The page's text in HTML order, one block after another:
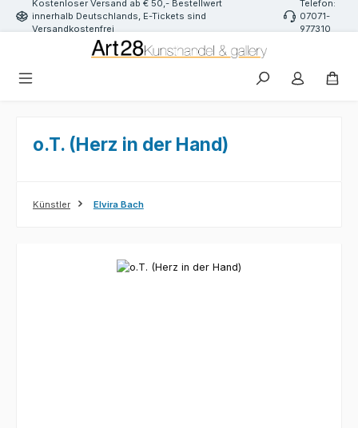
Zum Hauptinhalt springen
Kostenloser Versand ab € 50,- Bestellwert
innerhalb Deutschlands, E-Tickets sind
Versandkostenfrei
Telefon:
07071-
977310
o.T. (Herz in der Hand)
Künstler Elvira Bach
Bildergalerie überspringen